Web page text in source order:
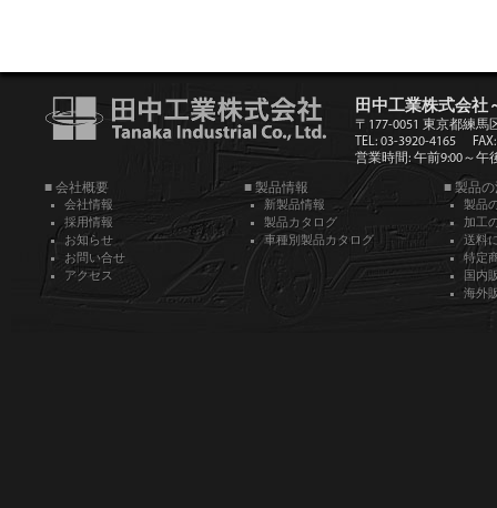
田中工業株式会社
〒177-0051 東京都練馬
TEL: 03-3920-4165
営業時間: 午前9:00～午
■ 会社概要
会社情報
採用情報
お知らせ
お問い合せ
アクセス
■ 製品情報
新製品情報
製品カタログ
車種別製品カタログ
■ 製品
製品
加工
送料
特定
国内
海外